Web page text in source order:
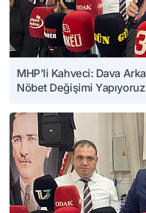
MHP’li Kahveci: Dava
Nöbet Değişimi Yapıyoruz